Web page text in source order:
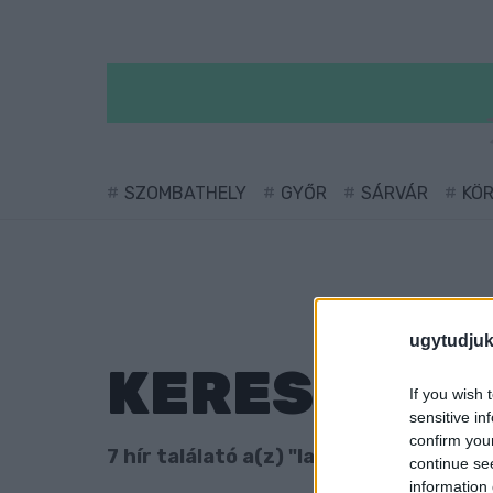
If you wish
sensitive
confirm
continue
information
SZOMBATHELY GYŐR SÁRVÁR
KERESÉS
7 hír találató a(z) "lazítás" cimkével